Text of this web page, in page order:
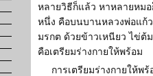
หลายวิธีก็แล้ว หาหลายหม
หนึ่ง คือบนบานหลวงพ่อแก้
มรกต ด้วยข้าวเหนียว ไข่ต้
คือเตรียมร่างกายให้พร้อม
การเตรียมร่างกายให้พ